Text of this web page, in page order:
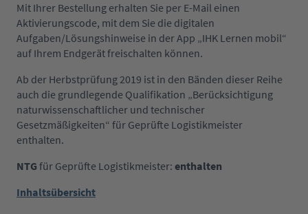
Mit Ihrer Bestellung erhalten Sie per E-Mail einen
Aktivierungscode, mit dem Sie die digitalen
Aufgaben/Lösungshinweise in der App „IHK Lernen mobil“
auf Ihrem Endgerät freischalten können.
Ab der Herbstprüfung 2019 ist in den Bänden dieser Reihe
auch die grundlegende Qualifikation „Berücksichtigung
naturwissenschaftlicher und technischer
Gesetzmäßigkeiten“ für Geprüfte Logistikmeister
enthalten.
NTG für Geprüfte Logistikmeister: enthalten
Inhaltsübersicht